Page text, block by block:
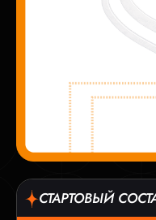
СТАРТОВЫЙ